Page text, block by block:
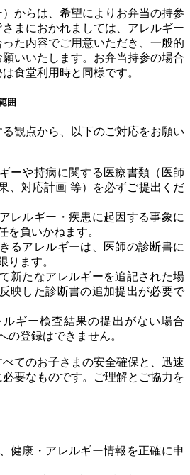
からは、希望によりお弁当の持参
まにおかれましては、アレルギー
た内容でご用意いただき、一般的
いいたします。お弁当持参の場合
食堂利用時と同様です。
囲
観点から、以下のご対応をお願い
ーや持病に関する医療書類（医師
、対応計画 等）を必ずご提出くだ
レルギー・疾患に起因する事象に
を負いかねます。
るアレルギーは、医師の診断書に
ります。
新たなアレルギーを追記された場
映した診断書の追加提出が必要で
ギー検査結果の提出がない場合
の登録はできません。
てのお子さまの安全確保と、迅速
要なものです。ご理解とご協力を
健康・アレルギー情報を正確に申